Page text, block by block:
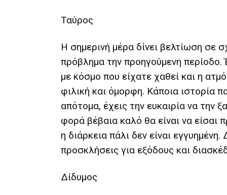
Ταύρος
Η σημερινή μέρα δίνει βελτίωση σε
πρόβλημα την προηγούμενη
με κόσμο που είχατε χαθεί και η
φιλική και όμορφη. Κάποια ιστορία
απότομα, έχεις την ευκαιρία να την
φορά βέβαια καλό θα είναι να είσαι
η διάρκεια πάλι δεν είναι εγγυημένη.
προσκλήσεις για εξόδους και
Δίδυμος